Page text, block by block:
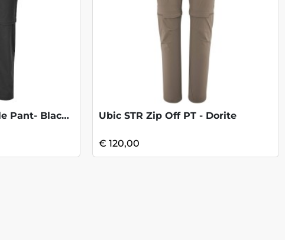
NLife Pro Convertible Pant- Black Pepper Ubic STR Zip Off PT - Dorite
€ 120,00